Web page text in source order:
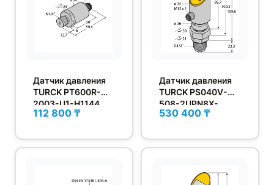
Датчик давления
TURCK PT600R-
2003-U1-H1144
112 800 ₸
Датчик давления
TURCK PS040V-
508-2UPN8X-
H1141
530 400 ₸